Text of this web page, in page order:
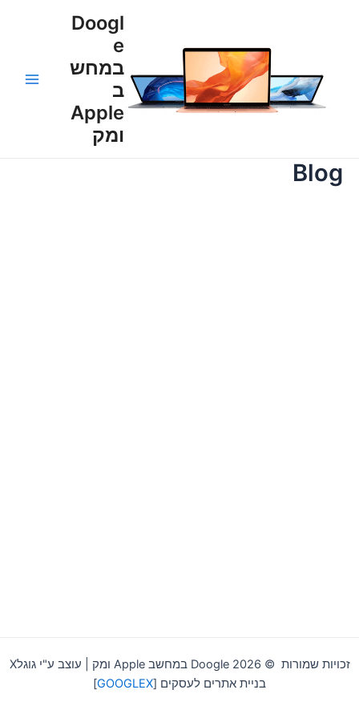
Doogl
e
במחש
ב
Apple
ומק
Blog
זכויות שמורות © 2026 Doogle במחשב Apple ומק | עוצב ע"י גוגלX
בניית אתרים לעסקים [GOOGLEX
]